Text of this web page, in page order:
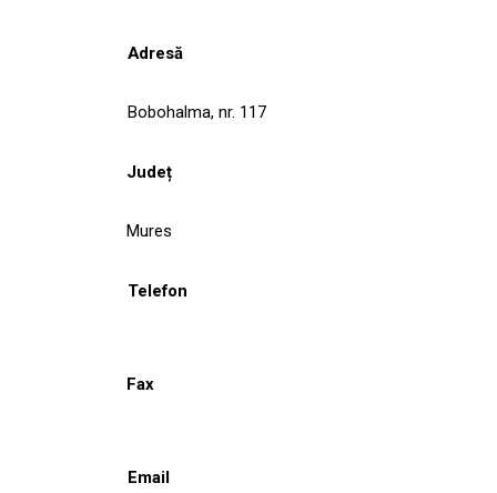
Adresă
Bobohalma, nr. 117
Județ
Mures
Telefon
Fax
Email